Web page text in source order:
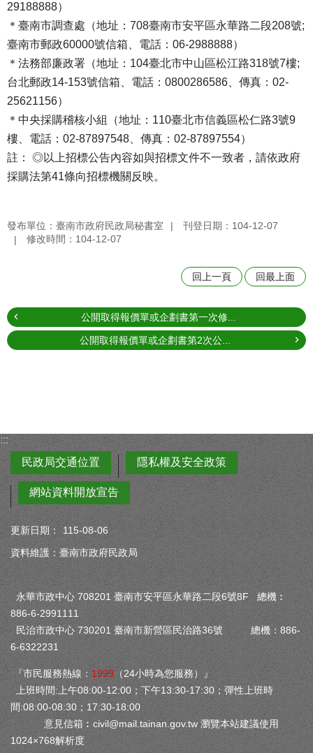
29188888）
＊臺南市調查處（地址：708臺南市安平區永華路二段208號;
臺南市郵政60000號信箱、電話：06-2988888）
＊法務部廉政署（地址：104臺北市中山區松江路318號7樓;
台北郵政14-153號信箱、電話：0800286586、傳真：02-
25621156）
＊中央採購稽核小組（地址：110臺北市信義區松仁路3號9
樓、電話：02-87897548、傳真：02-87897554）
註： ◎以上招標公告內容如與招標文件不一致者，請依政府
採購法第41條向招標機關反映。
發布單位：臺南市政府民政局秘書室
刊登日期：104-12-07
修改時間：104-12-07
回上一頁 回最上面
公開取得報價單或企劃書第一次修...
公開取得報價單或企劃書第2次公...
:::
民政局交通位置
隱私權及安全政策
網站資料開放宣告
更新日期：
115-08-06
資料維護：臺南市政府民政局
永華市政中心 708201 臺南市安平區永華路二段6號8F 總機︰
886-6-2991111
民治市政中心 730201 臺南市新營區民治路36號 總機：886-
6-6322231
『市民服務熱線： 1999 （24小時為您服務）』
上班時間:上午08:00-12:00；下午13:30-17:30；彈性上班時
間:08:00-08:30；17:30-18:00
意見信箱︰ civil@mail.tainan.gov.tw 瀏覽本站建議使用
1024×768解析度